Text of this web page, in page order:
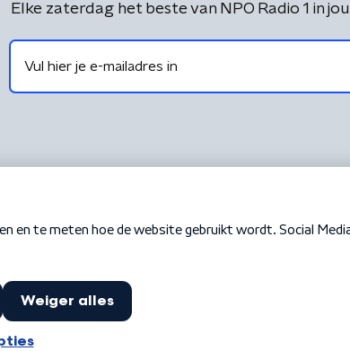
Elke zaterdag het beste van NPO Radio 1 in